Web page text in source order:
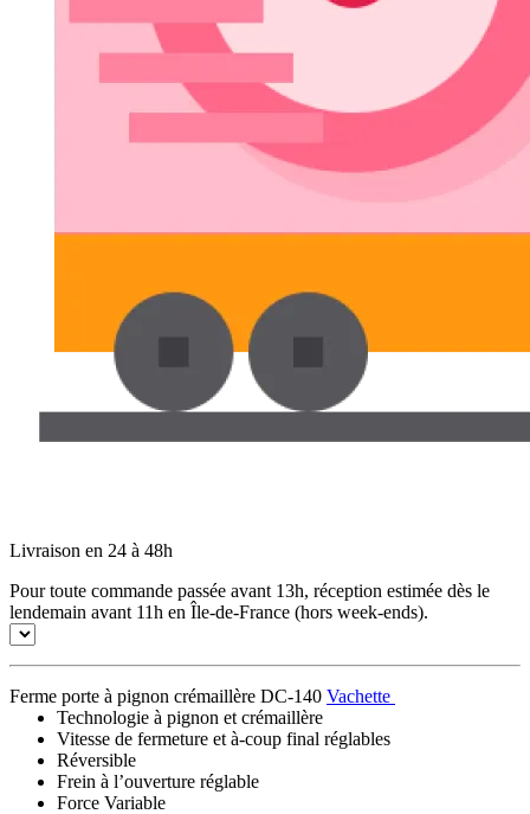
Livraison en 24 à 48h
Pour toute commande passée avant 13h, réception estimée dès le
lendemain avant 11h en Île-de-France (hors week-ends).
Ferme porte à pignon crémaillère DC-140 Vachette
Technologie à pignon et crémaillère
Vitesse de fermeture et à-coup final réglables
Réversible
Frein à l’ouverture réglable
Force Variable